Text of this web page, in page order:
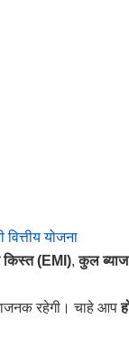
योजना
किस्त (EMI),कुल ब्याज
रहेगी। चाहे आप